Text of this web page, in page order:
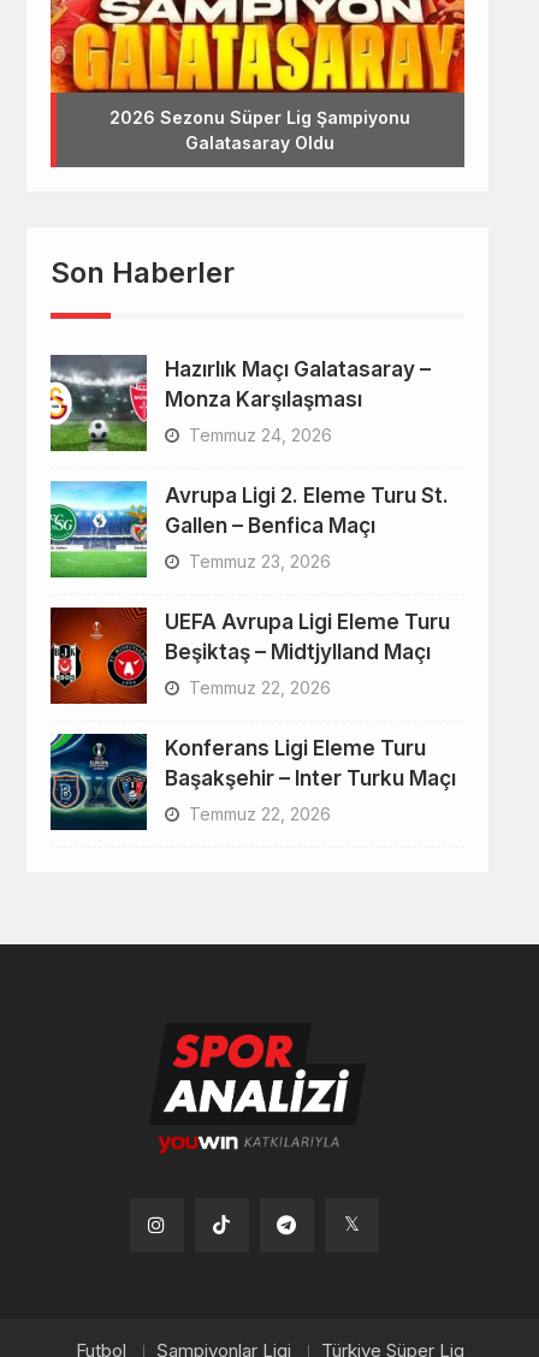
2026 Sezonu Süper Lig Şampiyonu
Galatasaray Oldu
Son Haberler
Hazırlık Maçı Galatasaray –
Monza Karşılaşması
Temmuz 24, 2026
Avrupa Ligi 2. Eleme Turu St.
Gallen – Benfica Maçı
Temmuz 23, 2026
UEFA Avrupa Ligi Eleme Turu
Beşiktaş – Midtjylland Maçı
Temmuz 22, 2026
Konferans Ligi Eleme Turu
Başakşehir – Inter Turku Maçı
Temmuz 22, 2026
Tiktok
Futbol Şampiyonlar Ligi Türkiye Süper Lig